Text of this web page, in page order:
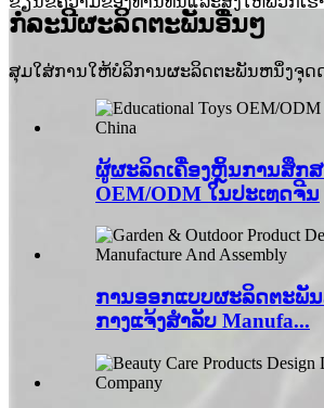
ກໍລະນີຜະລິດຕະພັນອື່ນໆ
ສຸມໃສ່ການໃຫ້ບໍລິການຜະລິດຕະພັນຫນຶ່ງຈຸດ
ຜູ້ຜະລິດເຄື່ອງຫຼິ້ນການສຶກ
OEM/ODM ໃນປະເທດຈີນ
ການ​ອອກ​ແບບ​ຜະ​ລິດ​ຕະ​ພັ
ກາງ​ແຈ້ງ​ສໍາ​ລັບ Manufa...